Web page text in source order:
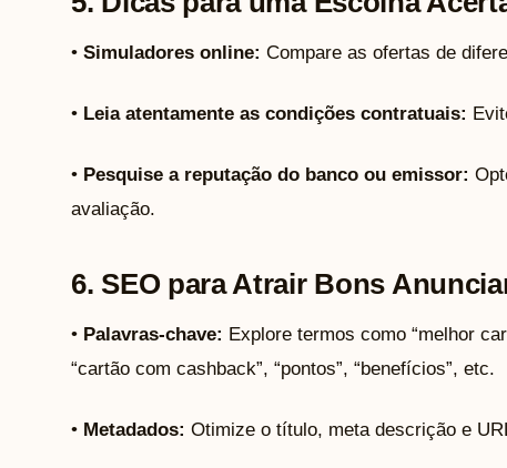
• Simuladores online: Compare as ofertas de
• Leia atentamente as condições contratuais:
• Pesquise a reputação do banco ou emissor:
avaliação.
6. SEO para Atrair Bons
• Palavras-chave: Explore termos como “melhor
“cartão com cashback”, “pontos”, “benefícios”, etc.
• Metadados: Otimize o título, meta descrição e